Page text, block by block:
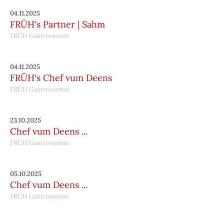
04.11.2025
FRÜH's Partner | Sahm
FRÜH Gastronomie
04.11.2025
FRÜH's Chef vum Deens
FRÜH Gastronomie
23.10.2025
Chef vum Deens ...
FRÜH Gastronomie
05.10.2025
Chef vum Deens ...
FRÜH Gastronomie